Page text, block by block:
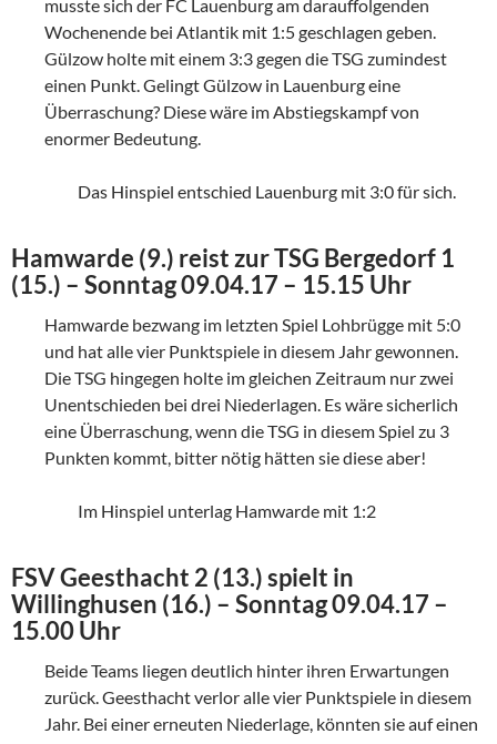
musste sich der FC Lauenburg am darauffolgenden
Wochenende bei Atlantik mit 1:5 geschlagen geben.
Gülzow holte mit einem 3:3 gegen die TSG zumindest
einen Punkt. Gelingt Gülzow in Lauenburg eine
Überraschung? Diese wäre im Abstiegskampf von
enormer Bedeutung.
Das Hinspiel entschied Lauenburg mit 3:0 für sich.
Hamwarde (9.) reist zur TSG Bergedorf 1
(15.) – Sonntag 09.04.17 – 15.15 Uhr
Hamwarde bezwang im letzten Spiel Lohbrügge mit 5:0
und hat alle vier Punktspiele in diesem Jahr gewonnen.
Die TSG hingegen holte im gleichen Zeitraum nur zwei
Unentschieden bei drei Niederlagen. Es wäre sicherlich
eine Überraschung, wenn die TSG in diesem Spiel zu 3
Punkten kommt, bitter nötig hätten sie diese aber!
Im Hinspiel unterlag Hamwarde mit 1:2
FSV Geesthacht 2 (13.) spielt in
Willinghusen (16.) – Sonntag 09.04.17 –
15.00 Uhr
Beide Teams liegen deutlich hinter ihren Erwartungen
zurück. Geesthacht verlor alle vier Punktspiele in diesem
Jahr. Bei einer erneuten Niederlage, könnten sie auf einen